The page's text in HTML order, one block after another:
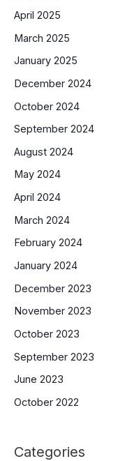
April 2025
March 2025
January 2025
December 2024
October 2024
September 2024
August 2024
May 2024
April 2024
March 2024
February 2024
January 2024
December 2023
November 2023
October 2023
September 2023
June 2023
October 2022
Categories